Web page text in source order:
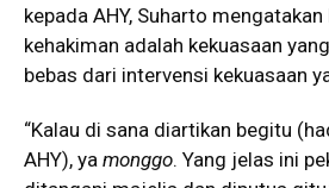
kepada AHY, Suharto
kehakiman adalah kekuasaan
bebas dari intervensi kekuasaan
“Kalau di sana diartikan begitu
AHY), ya monggo. Yang jelas ini